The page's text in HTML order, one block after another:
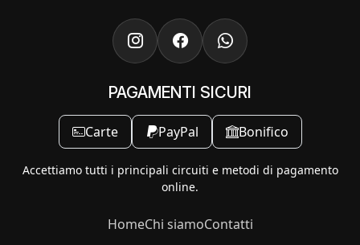
PAGAMENTI SICURI
Carte PayPal Bonifico
Accettiamo tutti i principali circuiti e metodi di pagamento
online.
HomeChi siamoContatti